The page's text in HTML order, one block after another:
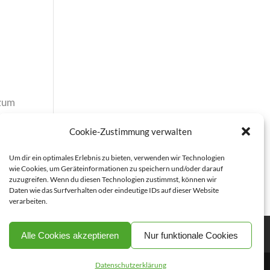
Cookie-Zustimmung verwalten
Um dir ein optimales Erlebnis zu bieten, verwenden wir Technologien
wie Cookies, um Geräteinformationen zu speichern und/oder darauf
zuzugreifen. Wenn du diesen Technologien zustimmst, können wir
Daten wie das Surfverhalten oder eindeutige IDs auf dieser Website
verarbeiten.
Alle Cookies akzeptieren Nur funktionale Cookies
Datenschutzerklärung